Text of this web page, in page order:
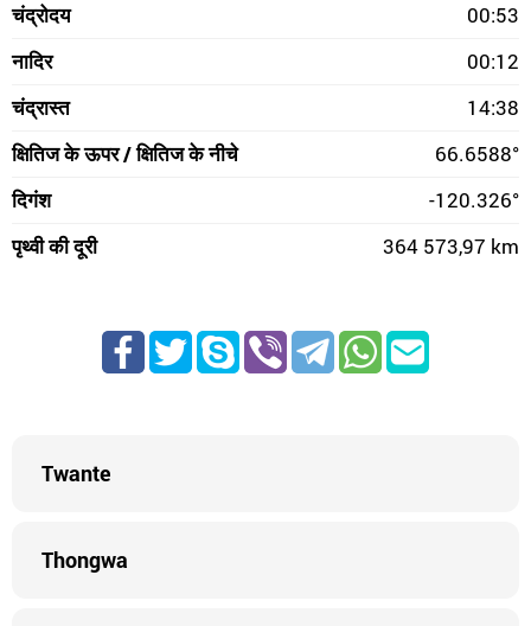
चंद्रोदय
00:53
नादिर
00:12
चंद्रास्त
14:38
क्षितिज के ऊपर / क्षितिज के नीचे
66.6588°
दिगंश
-120.326°
पृथ्वी की दूरी
364 573,97 km
Twante
Thongwa